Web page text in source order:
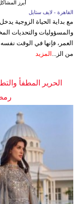
أبرز
القاهرة - لايف ستايل
مع بداية الحياة الزوجية
والمسؤوليات والتحديات
العمر، فإنها في الوقت
من الز...
المزيد
الحرير المطفأ
رمضان